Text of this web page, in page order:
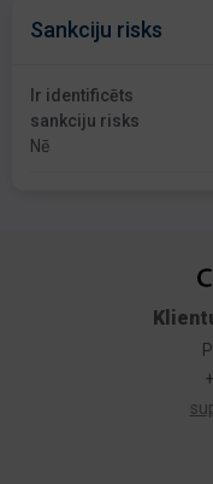
Sankciju risks
Ir identificēts
sankciju risks
Nē